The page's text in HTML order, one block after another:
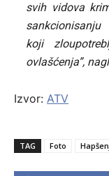
svih vidova
koji
ovlašćenja”,
Izvor: ATV
TAG Foto